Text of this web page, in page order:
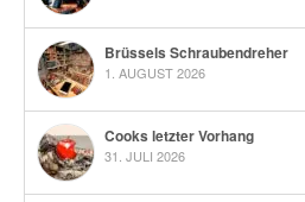
Brüssels Schraubendreher
1. AUGUST 2026
Cooks letzter Vorhang
31. JULI 2026